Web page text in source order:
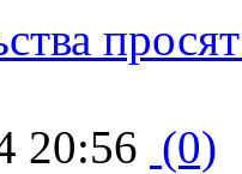
20:56 (0)